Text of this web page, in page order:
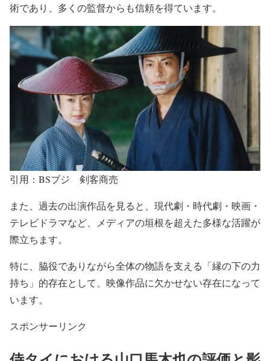
術であり、多くの監督からも信頼を得ています。
引用：BSブジ 剣客商売
また、過去の出演作品を見ると、 現代劇・時代劇・映画・
テレビドラマなど 、メディアの垣根を超えた多様な活躍が
際立ちます。
特に、 脇役でありながら全体の物語を支える「縁の下の力
持ち」的存在として、映像作品に欠かせない存在になって
います。
スポンサーリンク